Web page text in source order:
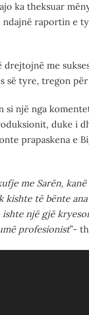
ka theksuar
raportin e
drejtojnë me
së tyre, tregon
si një nga
duke i
prapaskena e
me Sarën,
kishte të bënte
një gjë
profesionist”-